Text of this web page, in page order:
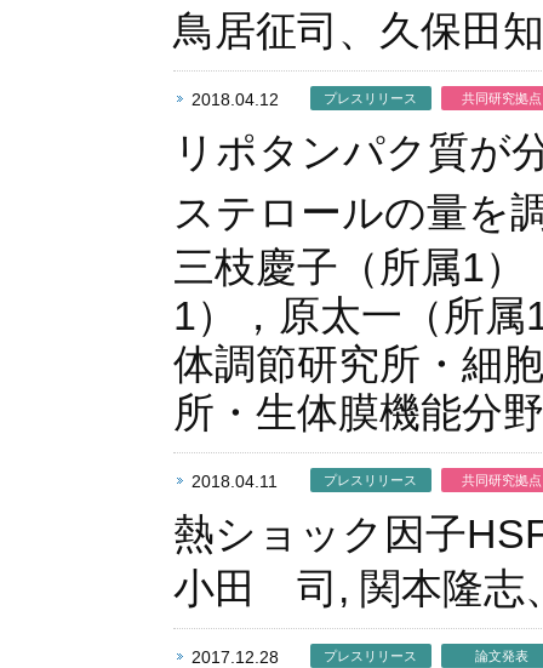
鳥居征司、久保田
2018.04.12 プレスリリース 共同研究拠点
リポタンパク質が
ステロールの量を
三枝慶子（所属1
1），原太一（所
体調節研究所・細
所・生体膜機能分
2018.04.11 プレスリリース 共同研究拠点
熱ショック因子
小田 司, 関本隆志
2017.12.28 プレスリリース 論文発表